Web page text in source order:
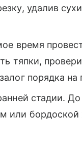
удалив
время
тяпки,
порядка на
стадии.
или